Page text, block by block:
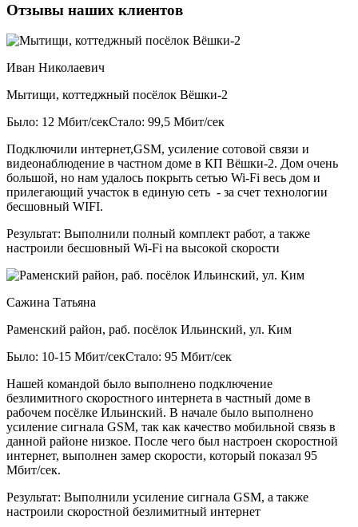
Отзывы наших клиентов
Иван Николаевич
Мытищи, коттеджный посёлок Вёшки-2
Было: 12 Мбит/секСтало: 99,5 Мбит/сек
Подключили интернет,GSM, усиление сотовой связи и
видеонаблюдение в частном доме в КП Вёшки-2. Дом очень
большой, но нам удалось покрыть сетью Wi-Fi весь дом и
прилегающий участок в единую сеть - за счет технологии
бесшовный WIFI.
Результат: Выполнили полный комплект работ, а также
настроили бесшовный Wi-Fi на высокой скорости
Сажина Татьяна
Раменский район, раб. посёлок Ильинский, ул. Ким
Было: 10-15 Мбит/секСтало: 95 Мбит/сек
Нашей командой было выполнено подключение
безлимитного скоростного интернета в частный доме в
рабочем посёлке Ильинский. В начале было выполнено
усиление сигнала GSM, так как качество мобильной связь в
данной районе низкое. После чего был настроен скоростной
интернет, выполнен замер скорости, который показал 95
Мбит/сек.
Результат: Выполнили усиление сигнала GSM, а также
настроили скоростной безлимитный интернет